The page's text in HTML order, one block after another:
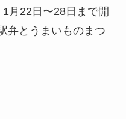
月22日〜28日まで開
弁とうまいものまつ